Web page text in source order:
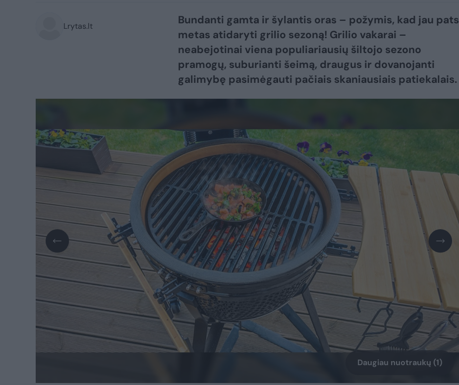
Lrytas.lt
Bundanti gamta ir šylantis oras – požymis, kad jau pats
metas atidaryti grilio sezoną! Grilio vakarai –
neabejotinai viena populiariausių šiltojo sezono
pramogų, suburianti šeimą, draugus ir dovanojanti
galimybę pasimėgauti pačiais skaniausiais patiekalais.
Daugiau nuotraukų (1)